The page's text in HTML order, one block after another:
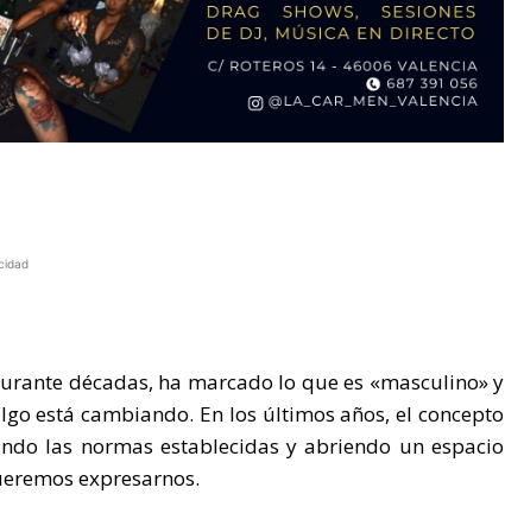
décadas, ha marcado lo que es «masculino» y
está cambiando. En los últimos años, el concepto
las normas establecidas y abriendo un espacio
expresarnos.